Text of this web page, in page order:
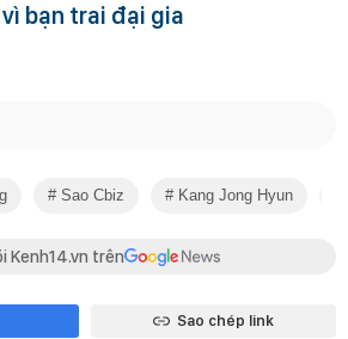
bạn trai đại gia
Sao Cbiz Kang Jong Hyun
Kenh14.vn trên
Sao chép link